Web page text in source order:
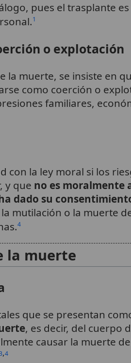
pues el trasplante
1
o explotación
la muerte, se insiste en
como coerción o
familiares,
con la ley moral si los
y que no es moralmente
dado su
mutilación o la muerte
4
la muerte
que se presentan
, es decir, del cuerpo
causar la muerte
,4